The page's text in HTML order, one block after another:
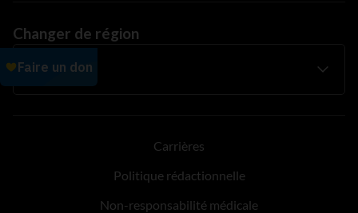
Changer de région
Carrières
Politique rédactionnelle
Non-responsabilité médicale